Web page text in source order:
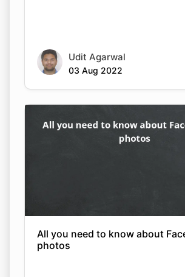
Copy Link
Udit Agarwal
03 Aug 2022
All you need to know about
photos